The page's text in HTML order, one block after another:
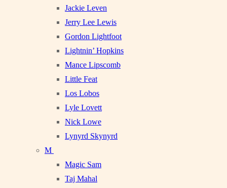
Jackie Leven
Jerry Lee Lewis
Gordon Lightfoot
Lightnin’ Hopkins
Mance Lipscomb
Little Feat
Los Lobos
Lyle Lovett
Nick Lowe
Lynyrd Skynyrd
M
Magic Sam
Taj Mahal